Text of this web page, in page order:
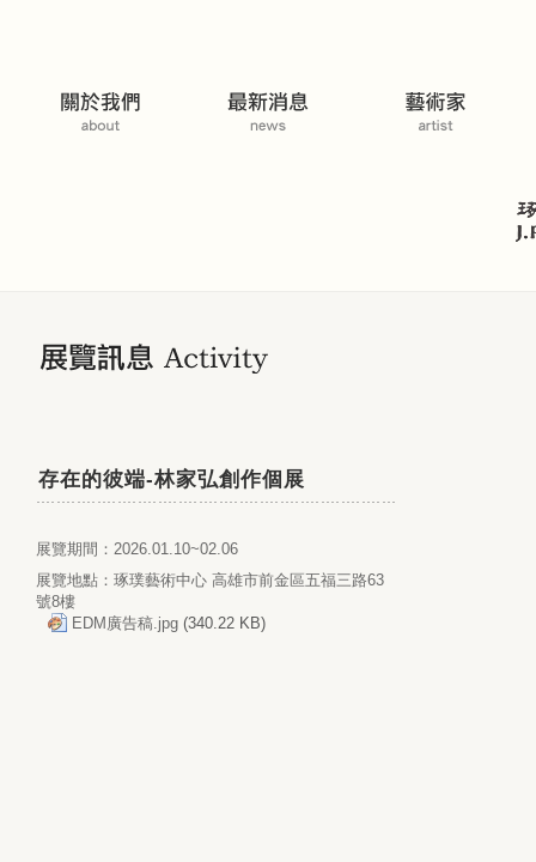
存在的彼端-林家弘創作個展
展覽期間：2026.01.10~02.06
展覽地點：琢璞藝術中心 高雄市前金區五福三路63
號8樓
EDM廣告稿.jpg (340.22 KB)